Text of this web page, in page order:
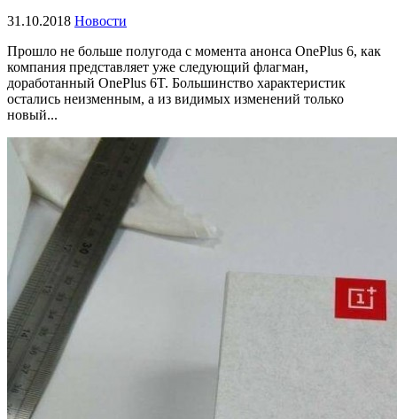
31.10.2018 Новости
Прошло не больше полугода с момента анонса OnePlus 6, как
компания представляет уже следующий флагман,
доработанный OnePlus 6T. Большинство характеристик
остались неизменным, а из видимых изменений только
новый...